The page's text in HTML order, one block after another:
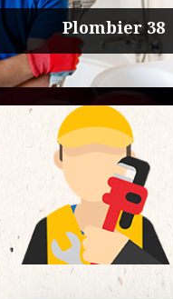
Urgence fuite